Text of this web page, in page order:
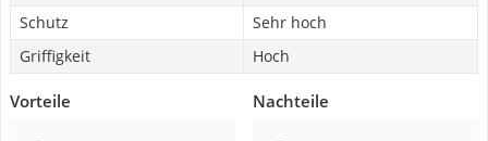
Schutz
Sehr hoch
Griffigkeit
Hoch
Vorteile Nachteile